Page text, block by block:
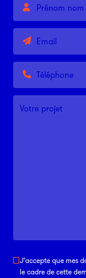
J’accepte que mes
le cadre de cette